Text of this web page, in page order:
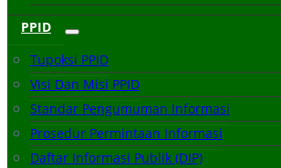
PPID
Tupoksi PPID
Visi Dan Misi PPID
Standar Pengumuman Informasi
Prosedur Permintaan Informasi
Daftar Informasi Publik (DIP)